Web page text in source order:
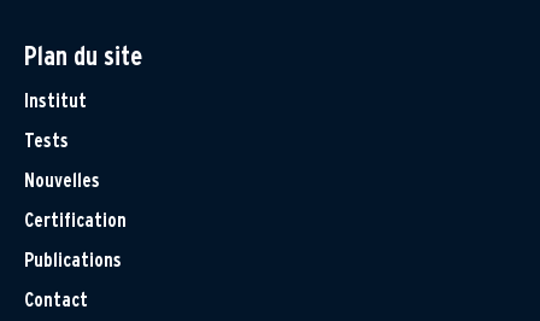
Plan du site
Institut
Tests
Nouvelles
Certification
Publications
Contact